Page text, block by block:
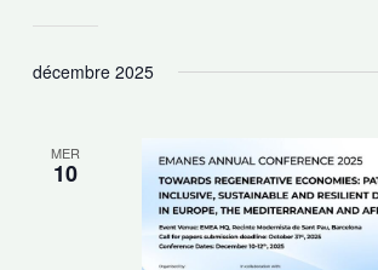
décembre 2025
MER
10